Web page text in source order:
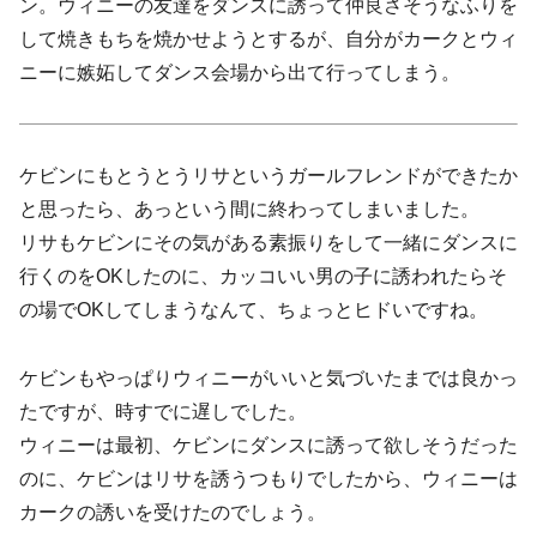
ン。ウィニーの友達をダンスに誘って仲良さそうなふりを
して焼きもちを焼かせようとするが、自分がカークとウィ
ニーに嫉妬してダンス会場から出て行ってしまう。
ケビンにもとうとうリサというガールフレンドができたか
と思ったら、あっという間に終わってしまいました。
リサもケビンにその気がある素振りをして一緒にダンスに
行くのをOKしたのに、カッコいい男の子に誘われたらそ
の場でOKしてしまうなんて、ちょっとヒドいですね。
ケビンもやっぱりウィニーがいいと気づいたまでは良かっ
たですが、時すでに遅しでした。
ウィニーは最初、ケビンにダンスに誘って欲しそうだった
のに、ケビンはリサを誘うつもりでしたから、ウィニーは
カークの誘いを受けたのでしょう。